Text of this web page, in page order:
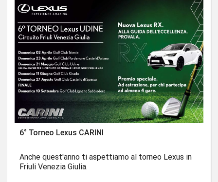
6° Torneo Lexus CARINI
Anche quest'anno ti aspettiamo al torneo Lexus in
Friuli Venezia Giulia.